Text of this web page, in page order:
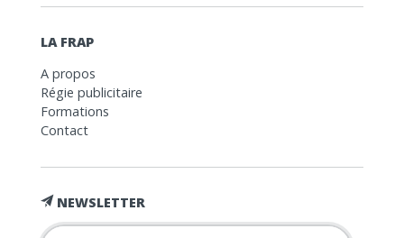
LA FRAP
A propos
Régie publicitaire
Formations
Contact
NEWSLETTER